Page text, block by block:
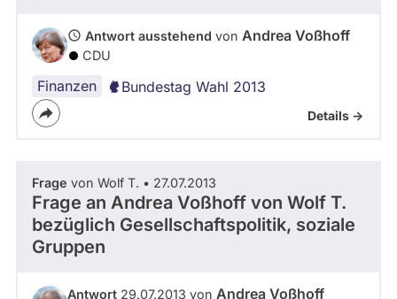
Antwort ausstehend von Andrea Voßhoff
CDU
Finanzen Bundestag Wahl 2013
Details ->
Frage von Wolf T. • 27.07.2013
Frage an Andrea Voßhoff von Wolf T.
bezüglich Gesellschaftspolitik, soziale
Gruppen
Antwort 29.07.2013 von Andrea Voßhoff